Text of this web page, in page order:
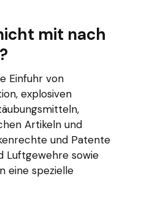
mit nach
Einfuhr von
explosiven
Artikeln und
und Patente
Luftgewehre sowie
eine spezielle